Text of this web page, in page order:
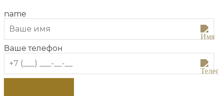
name
Ваше телефон